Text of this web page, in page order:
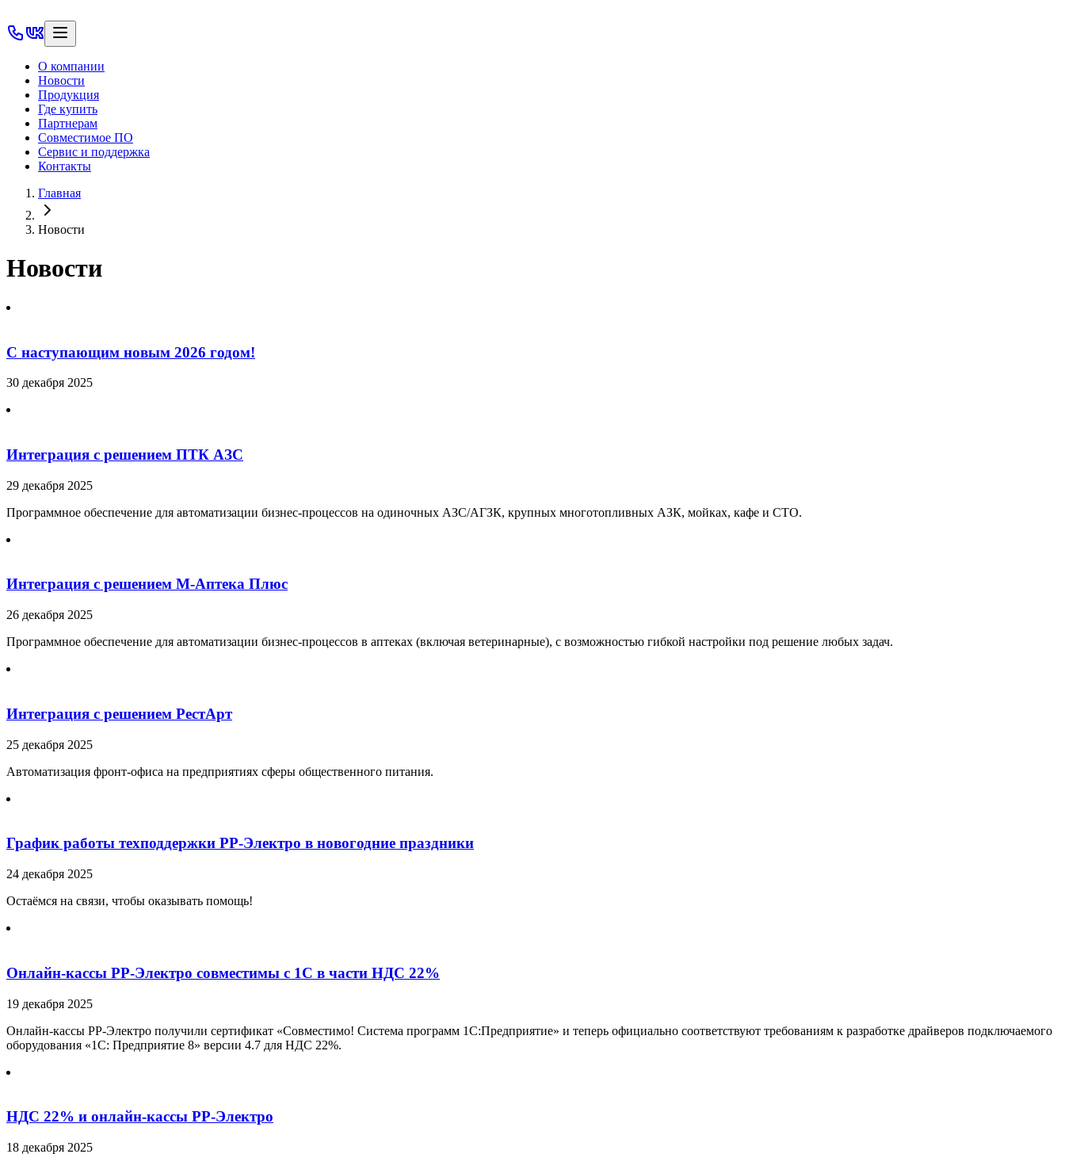
О компании
Новости
Продукция
Где купить
Партнерам
Совместимое ПО
Сервис и поддержка
Контакты
Главная
Новости
Новости
С наступающим новым 2026 годом!
30 декабря 2025
Интеграция с решением ПТК АЗС
29 декабря 2025
Программное обеспечение для автоматизации бизнес-процессов на одиночных АЗС/АГЗК, крупных многотопливных АЗК, мойках, кафе и СТО.
Интеграция с решением М-Аптека Плюс
26 декабря 2025
Программное обеспечение для автоматизации бизнес-процессов в аптеках (включая ветеринарные), с возможностью гибкой настройки под решение любых задач.
Интеграция с решением РестАрт
25 декабря 2025
Автоматизация фронт-офиса на предприятиях сферы общественного питания.
График работы техподдержки РР-Электро в новогодние праздники
24 декабря 2025
Остаёмся на связи, чтобы оказывать помощь!
Онлайн-кассы РР-Электро совместимы с 1С в части НДС 22%
19 декабря 2025
Онлайн-кассы РР-Электро получили сертификат «Совместимо! Система программ 1С:Предприятие» и теперь официально соответствуют требованиям к разработке драйверов подключаемого
оборудования «1С: Предприятие 8» версии 4.7 для НДС 22%.
НДС 22% и онлайн-кассы РР-Электро
18 декабря 2025